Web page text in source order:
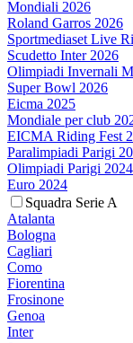
Mondiali 2026
Roland Garros 2026
Sportmediaset Live
Scudetto Inter 2026
Olimpiadi Invernali
Super Bowl 2026
Eicma 2025
Mondiale per club
EICMA Riding Fest
Paralimpiadi Parigi
Olimpiadi Parigi 2024
Euro 2024
Squadra Serie A
Atalanta
Bologna
Cagliari
Como
Fiorentina
Frosinone
Genoa
Inter